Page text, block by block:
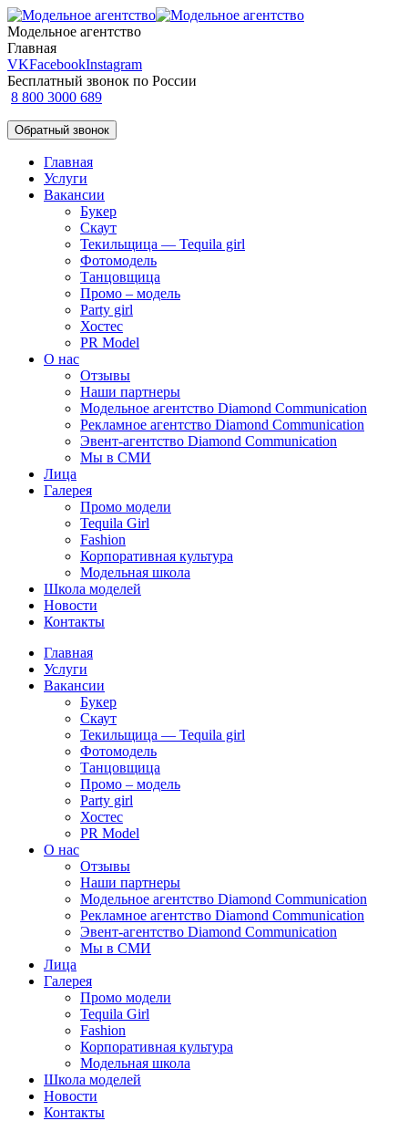
Модельное агентство
Главная
VKFacebookInstagram
Бесплатный звонок по России
8 800 3000 689
Обратный звонок
Главная
Услуги
Вакансии
Букер
Скаут
Текильщица — Tequila girl
Фотомодель
Танцовщица
Промо – модель
Party girl
Хостес
PR Model
О нас
Отзывы
Наши партнеры
Модельное агентство Diamond Communication
Рекламное агентство Diamond Communication
Эвент-агентство Diamond Communication
Мы в СМИ
Лица
Галерея
Промо модели
Tequila Girl
Fashion
Корпоративная культура
Модельная школа
Школа моделей
Новости
Контакты
Главная
Услуги
Вакансии
Букер
Скаут
Текильщица — Tequila girl
Фотомодель
Танцовщица
Промо – модель
Party girl
Хостес
PR Model
О нас
Отзывы
Наши партнеры
Модельное агентство Diamond Communication
Рекламное агентство Diamond Communication
Эвент-агентство Diamond Communication
Мы в СМИ
Лица
Галерея
Промо модели
Tequila Girl
Fashion
Корпоративная культура
Модельная школа
Школа моделей
Новости
Контакты